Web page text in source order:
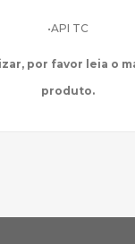
•API TC
por favor leia o
produto.